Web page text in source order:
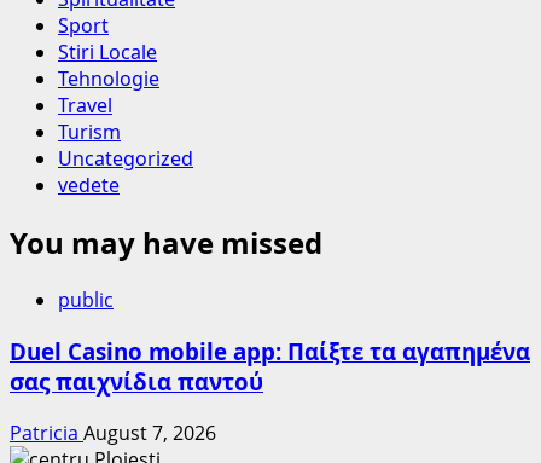
Sport
Stiri Locale
Tehnologie
Travel
Turism
Uncategorized
vedete
You may have missed
public
Duel Casino mobile app: Παίξτε τα αγαπημένα
σας παιχνίδια παντού
Patricia August 7, 2026